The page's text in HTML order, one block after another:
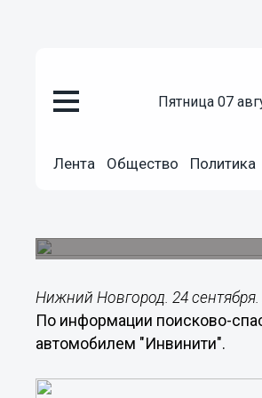
пятница 07
Лента Общество Политика
Четвертые сутки
Нижний Новгород. 24
По информации поисково-
автомобилем "Инвинити".